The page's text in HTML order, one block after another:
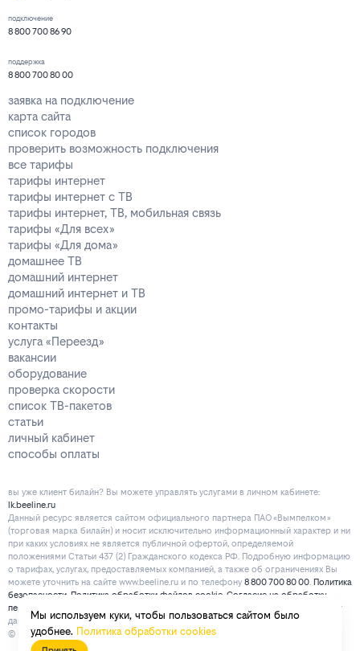
подключение
8 800 700 86 90
поддержка
8 800 700 80 00
заявка на подключение
карта сайта
список городов
проверить возможность подключения
все тарифы
тарифы интернет
тарифы интернет с ТВ
тарифы интернет, ТВ, мобильная связь
тарифы «Для всех»
тарифы «Для дома»
домашнее ТВ
домашний интернет
домашний интернет и ТВ
промо-тарифы и акции
контакты
услуга «Переезд»
вакансии
оборудование
проверка скорости
список ТВ-пакетов
статьи
личный кабинет
способы оплаты
вы уже клиент билайн? Вы можете управлять услугами в личнoм кaбинeтe:
lk.beeline.ru
Данный ресурс является сайтом официального партнера ПАО «Вымпелком»
(торговая марка билайн) и носит исключительно информационный характер и ни
при каких условиях не является публичной офертой, определяемой
положениями Статьи 437 (2) Гражданского кодекса РФ. Подробную информацию
о тарифах, услугах, предоставляемых компанией, а также об ограничениях Вы
можете уточнить на сайте www.beeline.ru и по телефону 8 800 700 80 00. Политика
безопасности Политика обработки файлов cookie Согласие на обработку
персональных данных
. Отписаться от получения информационных рассылок от
данного ресурса можно настранице.
© mirbeeline.ru - официальный партнер билайн. 2026 г.
Мы используем куки, чтобы пользоваться сайтом было
удобнее. Политика обработки cookies